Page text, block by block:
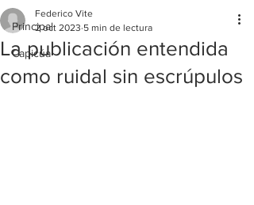
Principal
Capicúa
La publicación entendida
como ruidal sin escrúpulos
Federico Vite
2 oct 2023 5 min de lectura